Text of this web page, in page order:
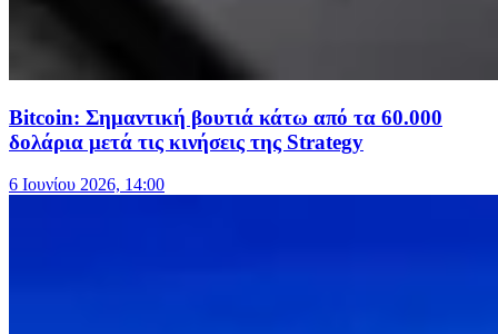
Bitcoin: Σημαντική βουτιά κάτω από τα 60.000
δολάρια μετά τις κινήσεις της Strategy
6 Ιουνίου 2026, 14:00